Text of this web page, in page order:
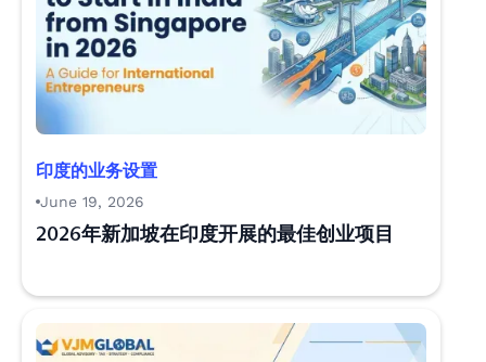
印度的业务设置
June 19, 2026
2026年新加坡在印度开展的最佳创业项目